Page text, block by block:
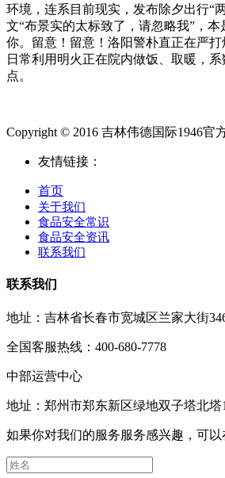
环境，连系目前现实，发布除夕出行“
文“布景实的太标致了，请忽略我”，
你。留意！留意！洛阳警朴直正在严
日常利用明火正在院内做饭、取暖，
点。
Copyright © 2016 吉林伟德国际1946官
友情链接：
首页
关于我们
食品安全常识
食品安全资讯
联系我们
联系我们
地址：吉林省长春市宽城区兰家大街
全国客服热线：400-680-7778
中部运营中心
地址：郑州市郑东新区绿地双子塔北塔
如果你对我们的服务服务感兴趣，可